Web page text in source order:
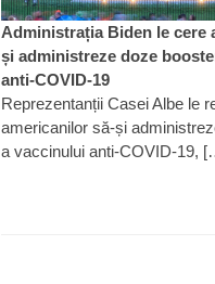
Administrația Biden le cere
și administreze doze
anti-COVID-19
Reprezentanții Casei Albe le
americanilor să-și
a vaccinului anti-COVID-19,